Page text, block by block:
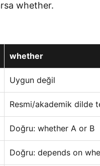
whether.
whether
Uygun değil
Resmi/akademik dilde
Doğru: whether A or B
Doğru: depends on